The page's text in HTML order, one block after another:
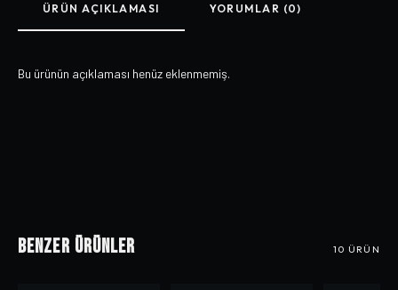
ÜRÜN AÇIKLAMASI YORUMLAR (0)
Bu ürünün açıklaması henüz eklenmemiş.
Benzer Ürünler 10 ÜRÜN